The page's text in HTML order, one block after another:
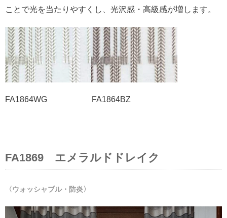
ことで光を当たりやすくし、光沢感・高級感が増します。
FA1864WG FA1864BZ
FA1869 エメラルドドレイク
〈ウォッシャブル・防炎〉